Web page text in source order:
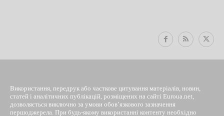
Використання, передрук або часткове цитування матеріалів, новин,
статей і аналітичних публікацій, розміщених на сайті Euroua.net,
дозволяється виключно за умови обов’язкового зазначення
першоджерела. При будь-якому використанні контенту необхідно